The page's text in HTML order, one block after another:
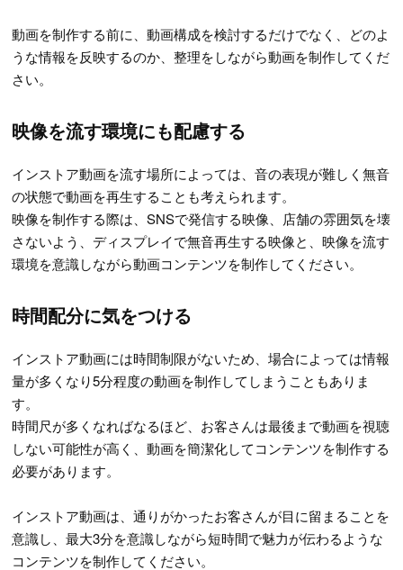
動画を制作する前に、動画構成を検討するだけでなく、どのよ
うな情報を反映するのか、整理をしながら動画を制作してくだ
さい。
映像を流す環境にも配慮する
インストア動画を流す場所によっては、音の表現が難しく無音
の状態で動画を再生することも考えられます。
映像を制作する際は、SNSで発信する映像、店舗の雰囲気を壊
さないよう、ディスプレイで無音再生する映像と、映像を流す
環境を意識しながら動画コンテンツを制作してください。
時間配分に気をつける
インストア動画には時間制限がないため、場合によっては情報
量が多くなり5分程度の動画を制作してしまうこともありま
す。
時間尺が多くなればなるほど、お客さんは最後まで動画を視聴
しない可能性が高く、動画を簡潔化してコンテンツを制作する
必要があります。
インストア動画は、通りがかったお客さんが目に留まることを
意識し、最大3分を意識しながら短時間で魅力が伝わるような
コンテンツを制作してください。